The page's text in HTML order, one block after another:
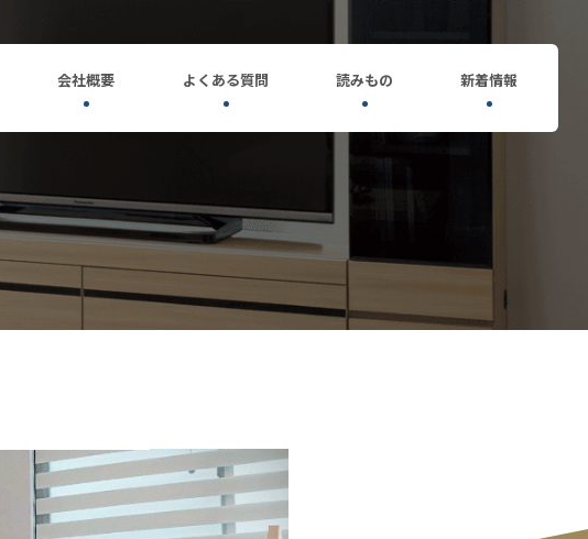
会社概要 よくある質問 読みもの 新着情報